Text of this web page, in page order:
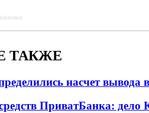
ТАКЖЕ
насчет вывода
ПриватБанка: дело